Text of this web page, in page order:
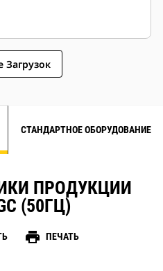
Загрузок
СТАНДАРТНОЕ ОБОРУДОВАНИЕ
ПРОДУКЦИИ
(50ГЦ)
print ПЕЧАТЬ